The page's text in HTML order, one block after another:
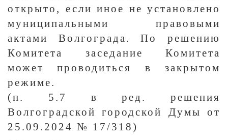
открыто, если иное не установлено
муниципальными правовыми
актами Волгограда. По решению
Комитета заседание Комитета
может проводиться в закрытом
режиме.
(п. 5.7 в ред. решения
Волгоградской городской Думы от
25.09.2024 № 17/318)